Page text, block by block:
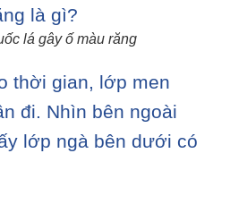
lá gây ố màu răng
thời gian, lớp men
đi. Nhìn bên ngoài
lớp ngà bên dưới có